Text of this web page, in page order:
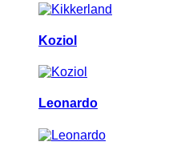
Koziol
Leonardo